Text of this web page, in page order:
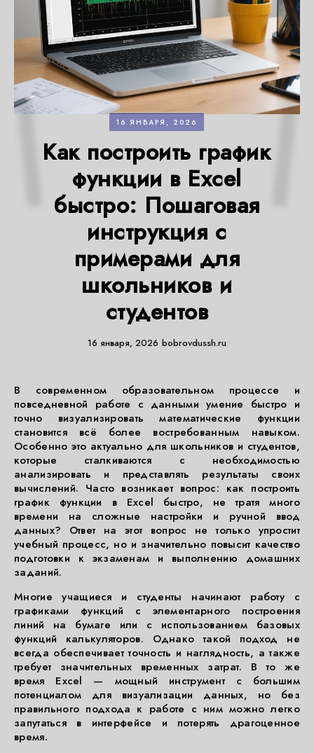
16 ЯНВАРЯ, 2026
Как построить график
функции в Excel
быстро: Пошаговая
инструкция с
примерами для
школьников и
студентов
16 января, 2026 bobrovdussh.ru
В современном образовательном процессе и
повседневной работе с данными умение быстро и
точно визуализировать математические функции
становится всё более востребованным навыком.
Особенно это актуально для школьников и студентов,
которые сталкиваются с необходимостью
анализировать и представлять результаты своих
вычислений. Часто возникает вопрос: как построить
график функции в Excel быстро, не тратя много
времени на сложные настройки и ручной ввод
данных? Ответ на этот вопрос не только упростит
учебный процесс, но и значительно повысит качество
подготовки к экзаменам и выполнению домашних
заданий.
Многие учащиеся и студенты начинают работу с
графиками функций с элементарного построения
линий на бумаге или с использованием базовых
функций калькуляторов. Однако такой подход не
всегда обеспечивает точность и наглядность, а также
требует значительных временных затрат. В то же
время Excel — мощный инструмент с большим
потенциалом для визуализации данных, но без
правильного подхода к работе с ним можно легко
запутаться в интерфейсе и потерять драгоценное
время.